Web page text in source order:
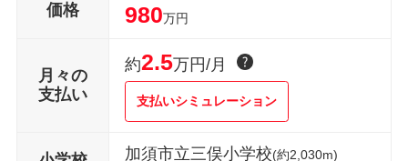
価格 980万円
月々の
支払い
約2.5万円/月
支払いシミュレーション
加須市立三俣小学校(約2,030m)